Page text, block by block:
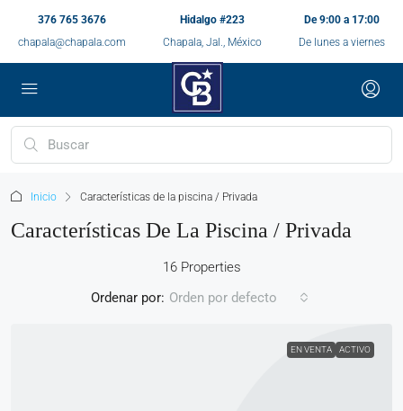
376 765 3676
chapala@chapala.com
Hidalgo #223
Chapala, Jal., México
De 9:00 a 17:00
De lunes a viernes
Inicio Características de la piscina / Privada
Características De La Piscina / Privada
16 Properties
Ordenar por: Orden por defecto
EN VENTA ACTIVO